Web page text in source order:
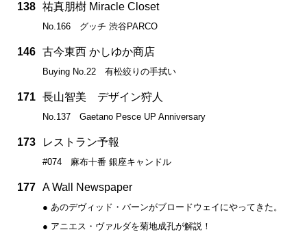
138 祐真朋樹 Miracle Closet
No.166 グッチ 渋谷PARCO
146 古今東西 かしゆか商店
Buying No.22 有松絞りの手拭い
171 長山智美 デザイン狩人
No.137 Gaetano Pesce UP Anniversary
173 レストラン予報
#074 麻布十番 銀座キャンドル
177 A Wall Newspaper
● あのデヴィッド・バーンがブロードウェイにやってきた。
● アニエス・ヴァルダを菊地成孔が解説！